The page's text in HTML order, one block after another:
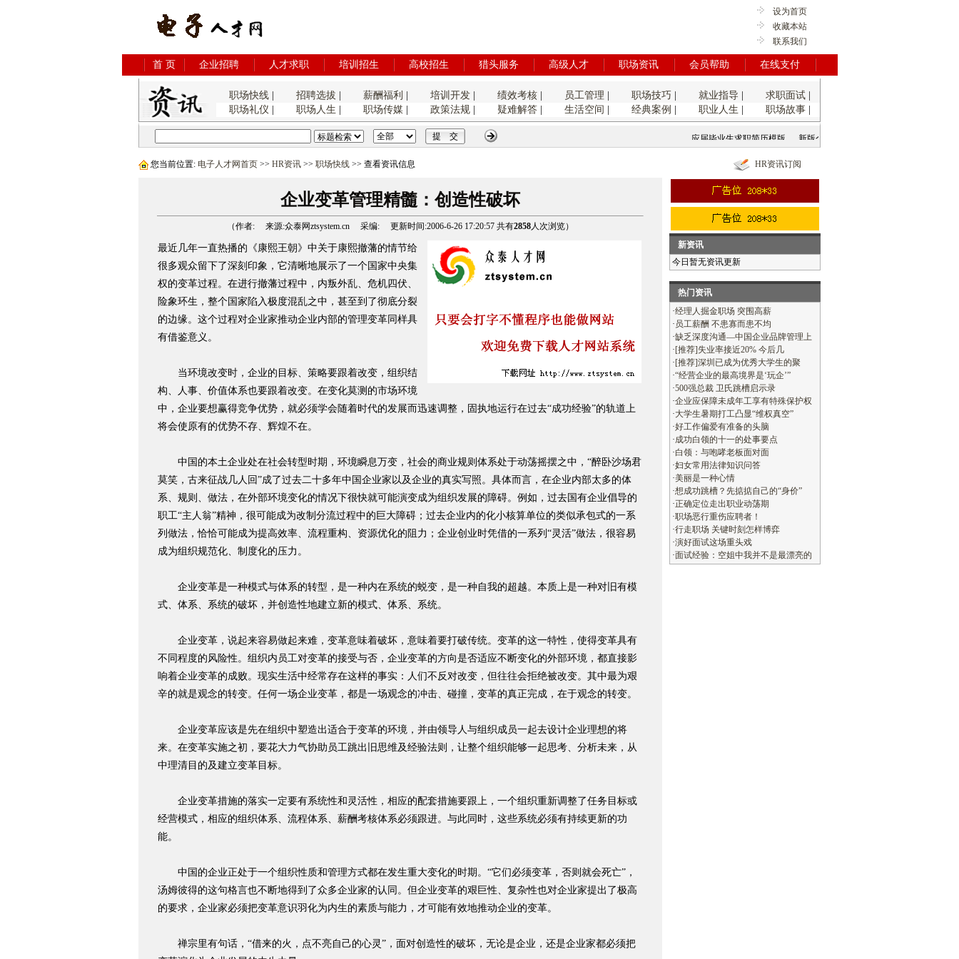
设为首页
收藏本站
联系我们
首 页 企业招聘 人才求职 培训招生 高校招生 猎头服务 高级人才 职场资讯 会员帮助 在线支付
职场快线| 招聘选拔 薪酬福利 培训开发| 绩效考核| 员工管理 职场技巧 就业指导 求职面试|
职场礼仪
职场人生 职场传媒| 政策法规| 疑难解答| 生活空间 经典案例 职业人生 职场故事|
应届毕业生求职简历模版 新版个人求职简历
您当前位置: 电子人才网首页 >> HR资讯 >> 职场快线 >> 查看资讯信息 HR资讯订阅
企业变革管理精髓：创造性破坏
（作者: 来源:众泰网ztsystem.cn 采编: 更新时间:2006-6-26 17:20:57 共有2858人次浏览）
最近几年一直热播的《康熙王朝》中关于康熙撤藩的情节给
很多观众留下了深刻印象，它清晰地展示了一个国家中央集
权的变革过程。在进行撤藩过程中，内叛外乱、危机四伏、
险象环生，整个国家陷入极度混乱之中，甚至到了彻底分裂
的边缘。这个过程对企业家推动企业内部的管理变革同样具
有借鉴意义。
当环境改变时，企业的目标、策略要跟着改变，组织结
构、人事、价值体系也要跟着改变。在变化莫测的市场环境
中，企业要想赢得竞争优势，就必须学会随着时代的发展而迅速调整，固执地运行在过去“成功经验”的轨道上
将会使原有的优势不存、辉煌不在。
中国的本土企业处在社会转型时期，环境瞬息万变，社会的商业规则体系处于动荡摇摆之中，“醉卧沙场君
莫笑，古来征战几人回”成了过去二十多年中国企业家以及企业的真实写照。具体而言，在企业内部太多的体
系、规则、做法，在外部环境变化的情况下很快就可能演变成为组织发展的障碍。例如，过去国有企业倡导的
职工“主人翁”精神，很可能成为改制分流过程中的巨大障碍；过去企业内的化小核算单位的类似承包式的一系
列做法，恰恰可能成为提高效率、流程重构、资源优化的阻力；企业创业时凭借的一系列“灵活”做法，很容易
成为组织规范化、制度化的压力。
企业变革是一种模式与体系的转型，是一种内在系统的蜕变，是一种自我的超越。本质上是一种对旧有模
式、体系、系统的破坏，并创造性地建立新的模式、体系、系统。
企业变革，说起来容易做起来难，变革意味着破坏，意味着要打破传统。变革的这一特性，使得变革具有
不同程度的风险性。组织内员工对变革的接受与否，企业变革的方向是否适应不断变化的外部环境，都直接影
响着企业变革的成败。现实生活中经常存在这样的事实：人们不反对改变，但往往会拒绝被改变。其中最为艰
辛的就是观念的转变。任何一场企业变革，都是一场观念的冲击、碰撞，变革的真正完成，在于观念的转变。
企业变革应该是先在组织中塑造出适合于变革的环境，并由领导人与组织成员一起去设计企业理想的将
来。在变革实施之初，要花大力气协助员工跳出旧思维及经验法则，让整个组织能够一起思考、分析未来，从
中理清目的及建立变革目标。
企业变革措施的落实一定要有系统性和灵活性，相应的配套措施要跟上，一个组织重新调整了任务目标或
经营模式，相应的组织体系、流程体系、薪酬考核体系必须跟进。与此同时，这些系统必须有持续更新的功
能。
中国的企业正处于一个组织性质和管理方式都在发生重大变化的时期。“它们必须变革，否则就会死亡”，
汤姆彼得的这句格言也不断地得到了众多企业家的认同。但企业变革的艰巨性、复杂性也对企业家提出了极高
的要求，企业家必须把变革意识羽化为内生的素质与能力，才可能有效地推动企业的变革。
禅宗里有句话，“借来的火，点不亮自己的心灵”，面对创造性的破坏，无论是企业，还是企业家都必须把
新资讯
今日暂无资讯更新
热门资讯
·经理人掘金职场 突围高薪
· 员工薪酬 不患寡而患不均
·缺乏深度沟通—中国企业品牌管理上
·[推荐]失业率接近20% 今后几
·[推荐]深圳已成为优秀大学生的聚
·“经营企业的最高境界是‘玩企’”
·500强总裁 卫氏跳槽启示录
·企业应保障未成年工享有特殊保护权
·大学生暑期打工凸显“维权真空”
·好工作偏爱有准备的头脑
·成功白领的十一的处事要点
·白领：与咆哮老板面对面
·妇女常用法律知识问答
·美丽是一种心情
·想成功跳槽？先掂掂自己的“身价”
·正确定位走出职业动荡期
·职场恶行重伤应聘者！
·行走职场 关键时刻怎样博弈
·演好面试这场重头戏
·面试经验：空姐中我并不是最漂亮的